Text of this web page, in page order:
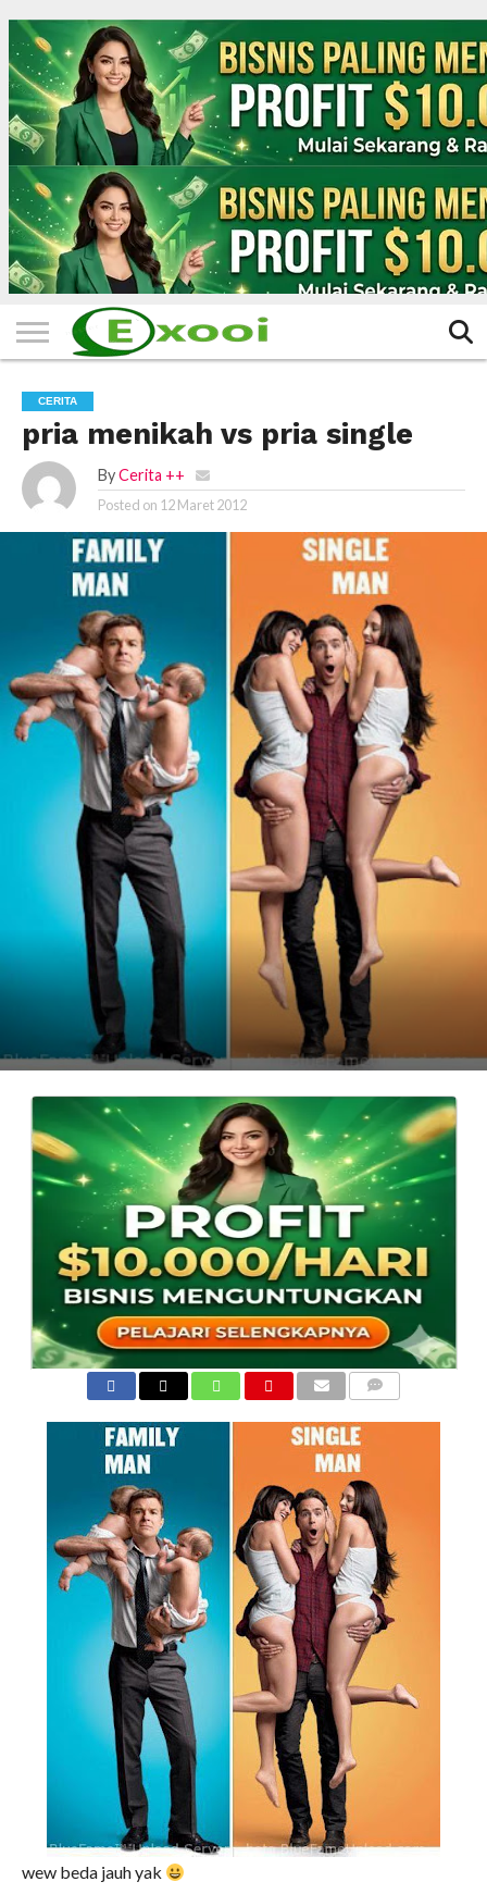
HOME
FILTER
BERITA
BIODATA
CERITA
CERPEN
EKSKLUSIF
FOTO
VIDEO
TIPS
MORE
CERITA
pria menikah vs pria single
By Cerita ++
Posted on 12 Maret 2012
wew beda jauh yak